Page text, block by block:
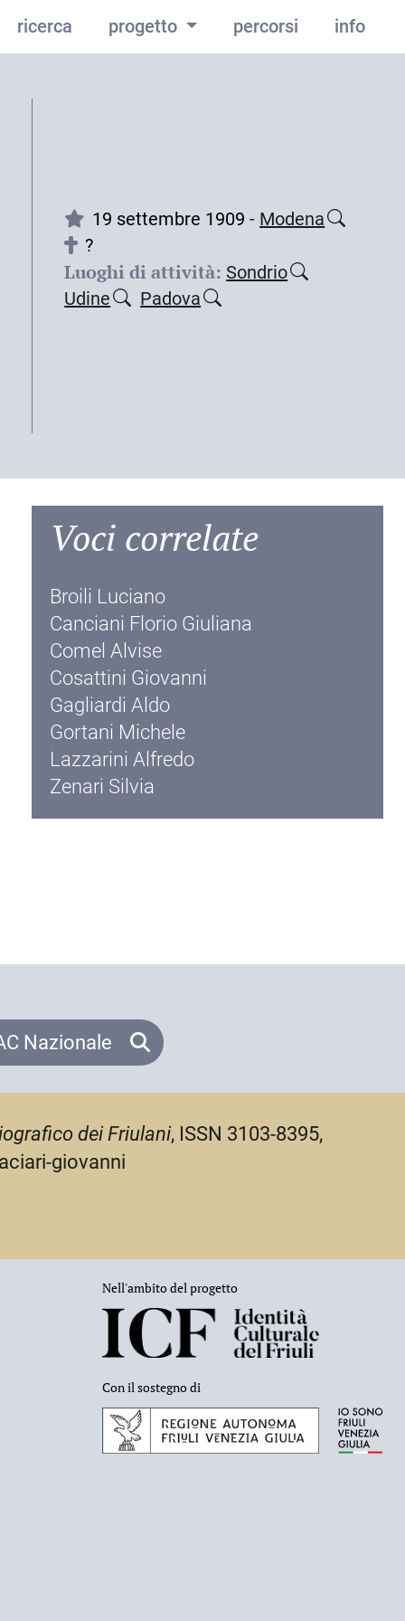
ricerca progetto percorsi info
19 settembre 1909 - Modena
?
Luoghi di attività: Sondrio
Udine
Padova
Voci correlate
Broili Luciano
Canciani Florio Giuliana
Comel Alvise
Cosattini Giovanni
Gagliardi Aldo
Gortani Michele
Lazzarini Alfredo
Zenari Silvia
Nazionale
dei Friulani, ISSN 3103-8395,
giovanni
Nell'ambito del progetto
Con il sostegno di